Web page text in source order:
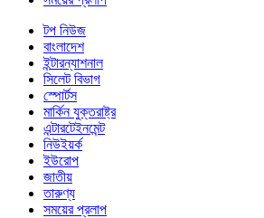
টপ নিউজ
বাংলাদেশ
ইন্টারন্যাশনাল
সিলেট বিভাগ
স্পোর্টস
মার্কিন যুক্তরাষ্ট্র
এন্টারটেইনমেন্ট
নিউইয়র্ক
ইউরোপ
জাতীয়
তারুণ্য
সময়ের প্রলাপ